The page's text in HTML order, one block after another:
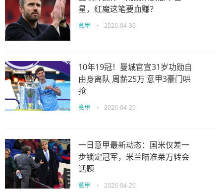
星，红魔这笔要血赚？
意甲 • 2026-04-30
10年19冠！曼城官宣31岁功勋自
由身离队 周薪25万 意甲3豪门哄
抢
意甲 • 2026-04-29
一日意甲最新动态：国米仅差一
步锁定冠军，米兰瞄准莱万转会
话题
意甲 • 2026-04-26